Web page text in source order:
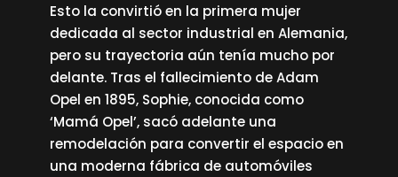
Esto la convirtió en la primera mujer
dedicada al sector industrial en Alemania,
pero su trayectoria aún tenía mucho por
delante. Tras el fallecimiento de Adam
Opel en 1895, Sophie, conocida como
‘Mamá Opel’, sacó adelante una
remodelación para convertir el espacio en
una moderna fábrica de automóviles